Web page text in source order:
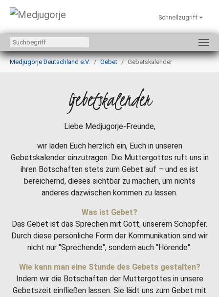
Zum Hauptinhalt springen
Schnellzugriff
Sie sind hier:
Medjugorje Deutschland e.V.
Gebet Gebetskalender
Gebetskalender
Liebe Medjugorje-Freunde,
wir laden Euch herzlich ein, Euch in unseren
Gebetskalender einzutragen. Die Muttergottes ruft uns in
ihren Botschaften stets zum Gebet auf – und es ist
bereichernd, dieses sichtbar zu machen, um nichts
anderes dazwischen kommen zu lassen.
Was ist Gebet?
Das Gebet ist das Sprechen mit Gott, unserem Schöpfer.
Durch diese persönliche Form der Kommunikation sind wir
nicht nur "Sprechende", sondern auch "Hörende".
Wie kann man eine Stunde des Gebets gestalten?
Indem wir die Botschaften der Muttergottes in unsere
Gebetszeit einfließen lassen. Sie lädt uns zum Gebet mit